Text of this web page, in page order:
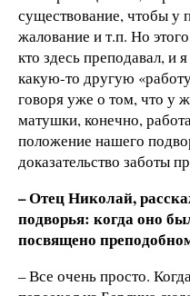
существование, чтобы у
жалование и т.п. Но
кто здесь преподавал, и
какую-то другую
говоря уже о том, что у
матушки, конечно,
положение нашего
доказательство заботы
– Отец Николай,
подворья: когда оно
посвящено
– Все очень просто.